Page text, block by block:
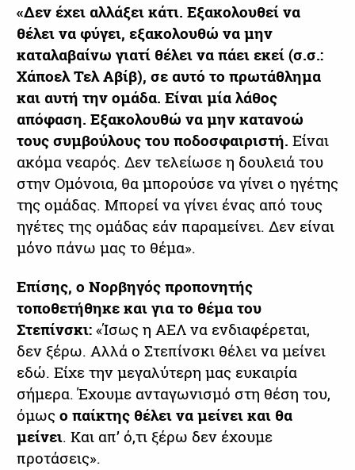
«Δεν έχει αλλάξει κάτι. Εξακολουθεί να
θέλει να φύγει, εξακολουθώ να μην
καταλαβαίνω γιατί θέλει να πάει εκεί (σ.σ.:
Χάποελ Τελ Αβίβ), σε αυτό το πρωτάθλημα
και αυτή την ομάδα. Είναι μία λάθος
απόφαση. Εξακολουθώ να μην κατανοώ
τους συμβούλους του ποδοσφαιριστή. Είναι
ακόμα νεαρός. Δεν τελείωσε η δουλειά του
στην Ομόνοια, θα μπορούσε να γίνει ο ηγέτης
της ομάδας. Μπορεί να γίνει ένας από τους
ηγέτες της ομάδας εάν παραμείνει. Δεν είναι
μόνο πάνω μας το θέμα».
Επίσης, ο Νορβηγός προπονητής
τοποθετήθηκε και για το θέμα του
Στεπίνσκι:«Ίσως η ΑΕΛ να ενδιαφέρεται,
δεν ξέρω. Αλλά ο Στεπίνσκι θέλει να μείνει
εδώ. Είχε την μεγαλύτερη μας ευκαιρία
σήμερα. Έχουμε ανταγωνισμό στη θέση του,
όμως ο παίκτης θέλει να μείνει και θα
μείνει. Και απ’ ό,τι ξέρω δεν έχουμε
προτάσεις».